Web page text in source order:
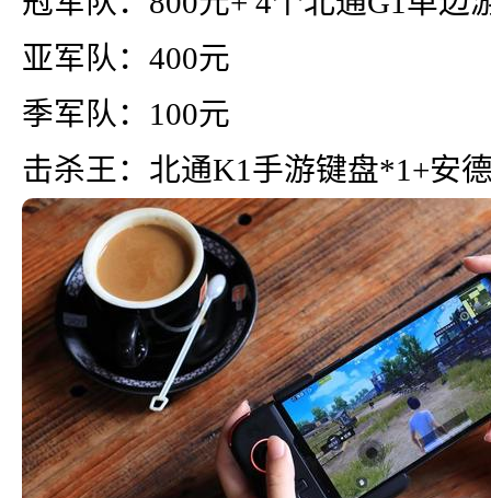
亚军队：400元
季军队：100元
击杀王：北通K1手游键盘*1+安